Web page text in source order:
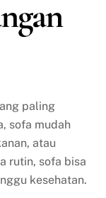
paling
sofa mudah
atau
rutin, sofa bisa
kesehatan.